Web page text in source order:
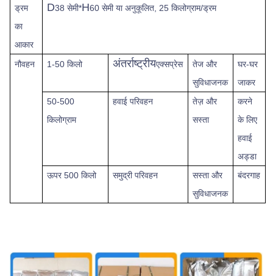
ड्रम
का
आकार
D38 सेमी*H60 सेमी या अनुकूलित, 25 किलोग्राम/ड्रम
नौवहन 1-50 किलो अंतर्राष्ट्रीयएक्सप्रेस तेज और
सुविधाजनक
घर-घर
जाकर
50-500
किलोग्राम
हवाई परिवहन
तेज़ और
सस्ता
करने
के लिए
हवाई
अड्डा
ऊपर 500 किलो समुद्री परिवहन
सस्ता और
सुविधाजनक
बंदरगाह